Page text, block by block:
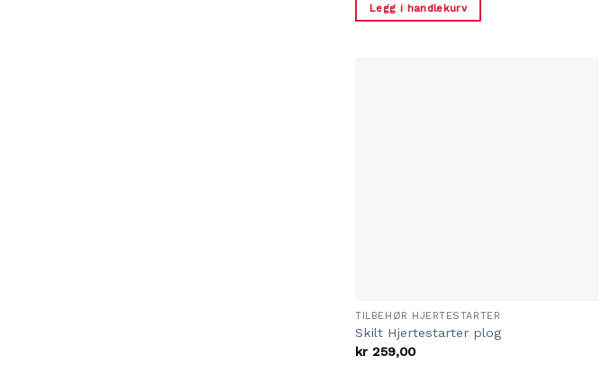
Legg i handlekurv
TILBEHØR HJERTESTARTER
Skilt Hjertestarter plog
kr 259,00